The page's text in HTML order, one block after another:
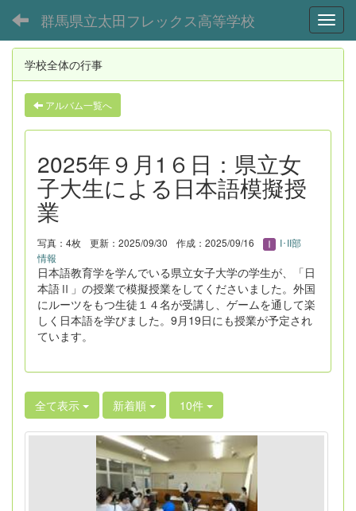
群馬県立太田フレックス高等学校
学校全体の行事
アルバム一覧へ
2025年９月1６日：県立女
子大生による日本語模擬授
業
写真：4枚 更新：2025/09/30 作成：2025/09/16
I･II部
情報
日本語教育学を学んでいる県立女子大学の学生が、「日
本語Ⅱ」の授業で模擬授業をしてくださいました。外国
にルーツをもつ生徒１４名が受講し、ゲームを通して楽
しく日本語を学びました。9月19日にも授業が予定され
ています。
全て表示 新着順 10件